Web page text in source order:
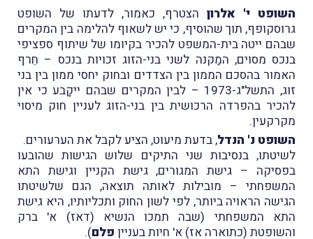
השופט י' אלרון הצטרף, כאמור, לדעתו של השופט
גרוסקופף, תוך שהוסיף, כי יש לשאוף להלימה בין המקרים
שבהם ייטה בית-המשפט להכיר בקיומו של שיתוף ספציפי
בנכס מסוים, המַקנה לשני בני-הזוג זכויות בנכס – חֵרף
האמור בהסכם הממון בין הצדדים ובחוק יחסי ממון בין בני
זוג, התשל"ג-1973 – לבין המקרים שבהם ייקָבע כי אין
להכיר בהפרדה הרכושית בין בני-הזוג לעניין חוק מיסוי
מקרקעין.
השופט נ' הנדל, בדעת מיעוט, הציע לקבל את הערעורים.
לשיטתו, בנסיבות שני התיקים שלוש הגישות שהובעו
בפסיקה – גישת המגורים, גישת הקניין וגישת התא
המשפחתי – מובילות לאותה תוצאה, הגם שלשיטתו
הגישה הראויה ביותר, לפי לשון החוק ותכליותיו, היא גישת
התא המשפחתי (שבה תמכו הנשיא (דאז) א' ברק
והשופטת (כתוארה אז) א' חיות בעניין פלם).